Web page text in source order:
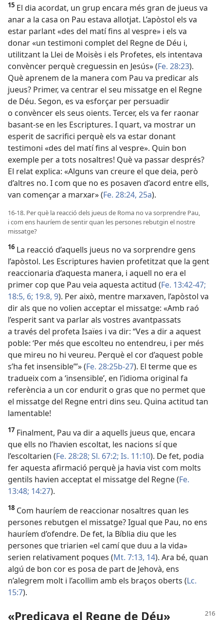
15 El dia acordat, un grup encara més gran de jueus va
anar a la casa on Pau estava allotjat. L’apòstol els va
estar parlant «des del matí fins al vespre» i els va
donar «un testimoni complet del Regne de Déu i,
utilitzant la Llei de Moisès i els Profetes, els intentava
convèncer perquè creguessin en Jesús» (Fe. 28:23).
Què aprenem de la manera com Pau va predicar als
jueus? Primer, va centrar el seu missatge en el Regne
de Déu. Segon, es va esforçar per persuadir
o convèncer els seus oients. Tercer, els va fer raonar
basant-se en les Escriptures. I quart, va mostrar un
esperit de sacrifici perquè els va estar donant
testimoni «des del matí fins al vespre». Quin bon
exemple per a tots nosaltres! Què va passar després?
El relat explica: «Alguns van creure el que deia, però
d’altres no. I com que no es posaven d’acord entre ells,
van començar a marxar» (Fe. 28:24, 25a).
16-18. Per què la reacció dels jueus de Roma no va sorprendre Pau,
i com ens hauríem de sentir quan les persones rebutgin el nostre
missatge?
16 La reacció d’aquells jueus no va sorprendre gens
l’apòstol. Les Escriptures havien profetitzat que la gent
reaccionaria d’aquesta manera, i aquell no era el
primer cop que Pau veia aquesta actitud (Fe. 13:42-47;
18:5, 6; 19:8, 9). Per això, mentre marxaven, l’apòstol va
dir als que no volien acceptar el missatge: «Amb raó
l’esperit sant va parlar als vostres avantpassats
a través del profeta Isaïes i va dir: “Ves a dir a aquest
poble: ‘Per més que escolteu no entendreu, i per més
que mireu no hi veureu. Perquè el cor d’aquest poble
s’ha fet insensible’”» (Fe. 28:25b-27). El terme que es
tradueix com a ‘insensible’, en l’idioma original fa
referència a un cor endurit o gras que no permet que
el missatge del Regne entri dins seu. Quina actitud tan
lamentable!
17 Finalment, Pau va dir a aquells jueus que, encara
que ells no l’havien escoltat, les nacions sí que
l’escoltarien (Fe. 28:28; Sl. 67:2; Is. 11:10). De fet, podia
fer aquesta afirmació perquè ja havia vist com molts
gentils havien acceptat el missatge del Regne (Fe.
13:48; 14:27).
18 Com hauríem de reaccionar nosaltres quan les
persones rebutgen el missatge? Igual que Pau, no ens
hauríem d’ofendre. De fet, la Bíblia diu que les
persones que triarien «el camí que duu a la vida»
serien relativament poques (Mt. 7:13, 14). Ara bé, quan
algú de bon cor es posa de part de Jehovà, ens
n’alegrem molt i l’acollim amb els braços oberts (Lc.
15:7).
«Predicava el Regne de Déu»